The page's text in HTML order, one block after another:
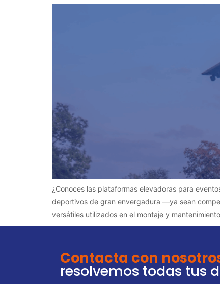
¿Conoces las plataformas elevadoras para
deportivos de gran envergadura —ya sean
versátiles utilizados en el montaje y
Contacta con
resolvemos todas tus